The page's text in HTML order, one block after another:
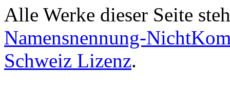
Alle Werke dieser Seite
Namensnennung-
Schweiz Lizenz.